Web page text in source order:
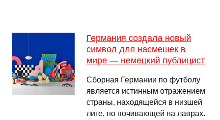
Германия создала новый
символ для насмешек в
мире — немецкий публицист
Сборная Германии по футболу
является истинным отражением
страны, находящейся в низшей
лиге, но почивающей на лаврах.